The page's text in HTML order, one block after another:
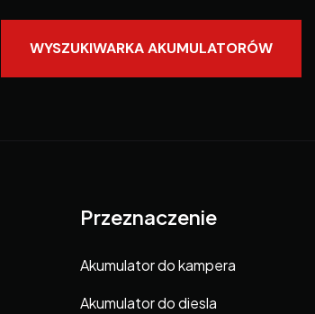
WYSZUKIWARKA AKUMULATORÓW
Przeznaczenie
Akumulator do kampera
Akumulator do diesla